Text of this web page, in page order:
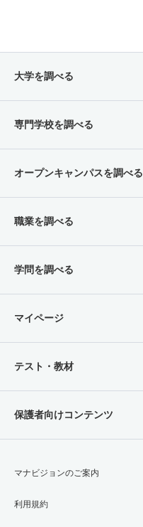
大学を調べる
専門学校を調べる
オープンキャンパスを調べる
職業を調べる
学問を調べる
マイページ
テスト・教材
保護者向けコンテンツ
マナビジョンのご案内
利用規約